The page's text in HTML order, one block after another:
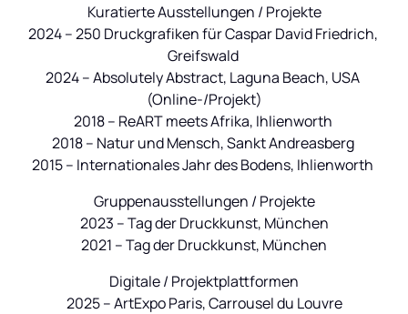
Kuratierte Ausstellungen / Projekte
2024 – 250 Druckgrafiken für Caspar David Friedrich,
Greifswald
2024 – Absolutely Abstract, Laguna Beach, USA
(Online-/Projekt)
2018 – ReART meets Afrika, Ihlienworth
2018 – Natur und Mensch, Sankt Andreasberg
Gruppenausstellungen / Projekte
2023 – Tag der Druckkunst, München
Digitale / Projektplattformen
2025 – ArtExpo Paris, Carrousel du Louvre